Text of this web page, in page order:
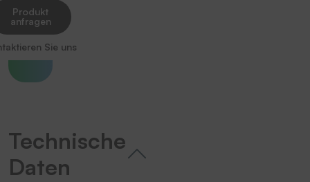
Produkt
anfragen
Sie uns
Technische
Daten